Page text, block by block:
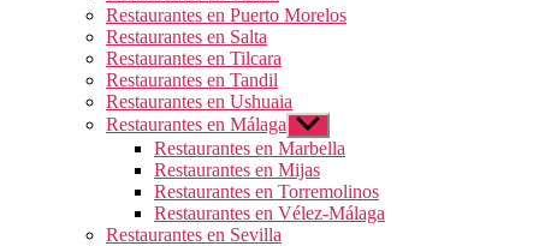
Restaurantes en Puerto Morelos
Restaurantes en Salta
Restaurantes en Tilcara
Restaurantes en Tandil
Restaurantes en Ushuaia
Restaurantes en Málaga Mostrar
el
submenú
Restaurantes en Marbella
Restaurantes en Mijas
Restaurantes en Torremolinos
Restaurantes en Vélez-Málaga
Restaurantes en Sevilla